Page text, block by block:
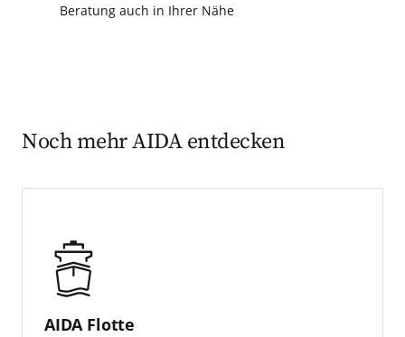
Beratung auch in Ihrer Nähe
Noch mehr AIDA entdecken
AIDA Flotte